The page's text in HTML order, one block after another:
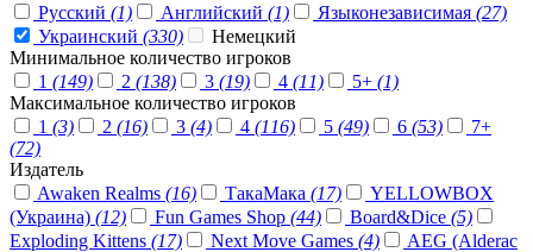
Русский (1) Английский (1) Языконезависимая (27)
Украинский (330)
Немецкий
Минимальное количество игроков
1 (149) 2 (138) 3 (19) 4 (11) 5+ (1)
Максимальное количество игроков
1 (3) 2 (16) 3 (4) 4 (116) 5 (49) 6 (53)
7+
(72)
Издатель
Awaken Realms (16) ТакаМака (17)
YELLOWBOX
(Украина) (12) Fun Games Shop (44) Board&Dice (5)
Exploding Kittens (17) Next Move Games (4)
AEG (Alderac